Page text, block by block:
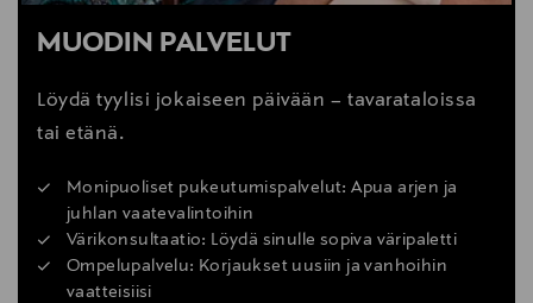
MUODIN PALVELUT
Löydä tyylisi jokaiseen päivään – tavarataloissa
tai etänä.
Monipuoliset pukeutumispalvelut: Apua arjen ja
juhlan vaatevalintoihin
Värikonsultaatio: Löydä sinulle sopiva väripaletti
Ompelupalvelu: Korjaukset uusiin ja vanhoihin
vaatteisiisi